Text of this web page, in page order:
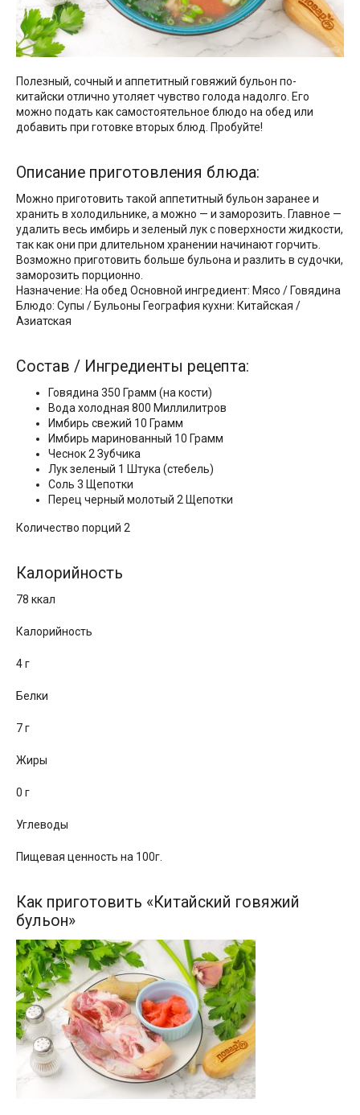
Полезный, сочный и аппетитный говяжий бульон по-
китайски отлично утоляет чувство голода надолго. Его
можно подать как самостоятельное блюдо на обед или
добавить при готовке вторых блюд. Пробуйте!
Описание приготовления блюда:
Можно приготовить такой аппетитный бульон заранее и
хранить в холодильнике, а можно — и заморозить. Главное —
удалить весь имбирь и зеленый лук с поверхности жидкости,
так как они при длительном хранении начинают горчить.
Возможно приготовить больше бульона и разлить в судочки,
заморозить порционно.
Назначение: На обед Основной ингредиент: Мясо / Говядина
Блюдо: Супы / Бульоны География кухни: Китайская /
Азиатская
Состав / Ингредиенты рецепта:
Говядина 350 Грамм (на кости)
Вода холодная 800 Миллилитров
Имбирь свежий 10 Грамм
Имбирь маринованный 10 Грамм
Чеснок 2 Зубчика
Лук зеленый 1 Штука (стебель)
Соль 3 Щепотки
Перец черный молотый 2 Щепотки
Количество порций 2
Калорийность
78 ккал
Калорийность
4 г
Белки
7 г
Жиры
0 г
Углеводы
Пищевая ценность на 100г.
Как приготовить «Китайский говяжий
бульон»